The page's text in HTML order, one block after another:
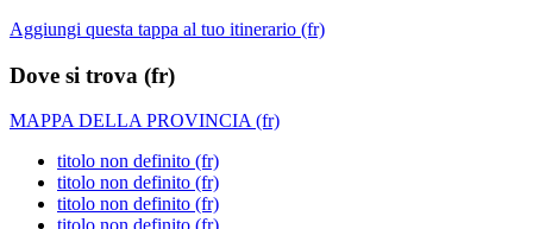
Aggiungi questa tappa al tuo itinerario (fr)
Dove si trova (fr)
MAPPA DELLA PROVINCIA (fr)
titolo non definito (fr)
titolo non definito (fr)
titolo non definito (fr)